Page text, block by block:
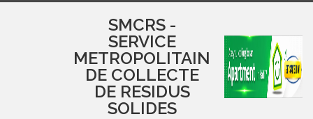
SMCRS -
SERVICE
METROPOLITAIN
DE COLLECTE
DE RESIDUS
SOLIDES